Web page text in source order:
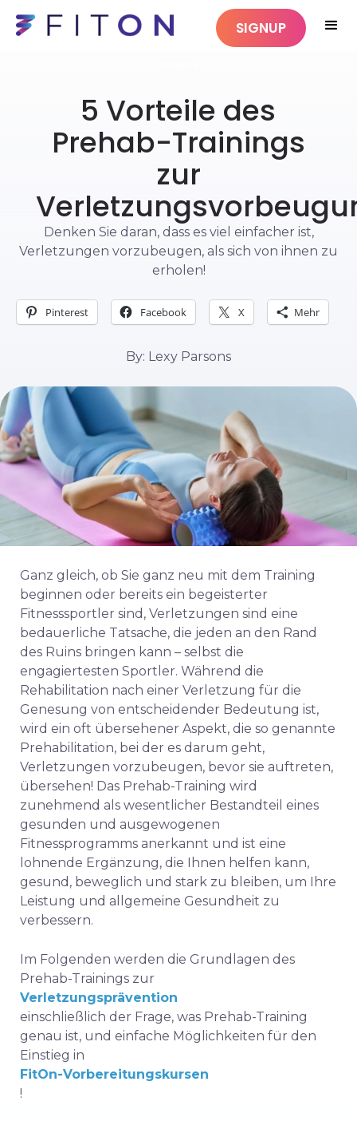
SIGNUP
5 Vorteile des
Prehab-Trainings
zur
Denken Sie daran, dass es viel einfacher ist,
Verletzungen vorzubeugen, als sich von ihnen zu
erholen!
Pinterest Facebook X Mehr
By: Lexy Parsons
Ganz gleich, ob Sie ganz neu mit dem Training
beginnen oder bereits ein begeisterter
Fitnesssportler sind, Verletzungen sind eine
bedauerliche Tatsache, die jeden an den Rand
des Ruins bringen kann – selbst die
engagiertesten Sportler. Während die
Rehabilitation nach einer Verletzung für die
Genesung von entscheidender Bedeutung ist,
wird ein oft übersehener Aspekt, die so genannte
Prehabilitation, bei der es darum geht,
Verletzungen vorzubeugen, bevor sie auftreten,
übersehen! Das Prehab-Training wird
zunehmend als wesentlicher Bestandteil eines
gesunden und ausgewogenen
Fitnessprogramms anerkannt und ist eine
lohnende Ergänzung, die Ihnen helfen kann,
gesund, beweglich und stark zu bleiben, um Ihre
Leistung und allgemeine Gesundheit zu
verbessern.
Im Folgenden werden die Grundlagen des
Prehab-Trainings zur
Verletzungsprävention
einschließlich der Frage, was Prehab-Training
genau ist, und einfache Möglichkeiten für den
Einstieg in
FitOn-Vorbereitungskursen
!